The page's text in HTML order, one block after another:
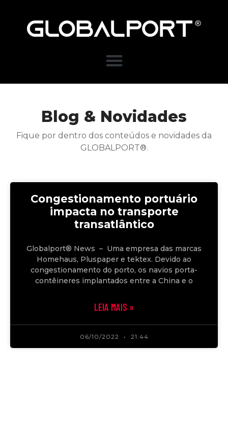
Blog & Novidades
Fique por dentro dos conteúdos e novidades da
GLOBALPORT®.
Congestionamento portuário
impacta no transporte
transatlântico
Globalport® News – Uma empresa das marcas
Homehaus, Pluspaper e tektex. Devido ao
congestionamento do porto, os navios porta-
contêineres implantados entre a China e o
LEIA MAIS »
06/10/2022 21:44